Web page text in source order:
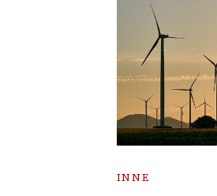
INNE